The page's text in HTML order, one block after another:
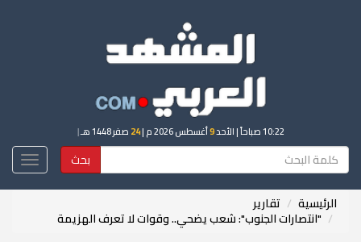
10:22 صباحاً | الأحد9أغسطس 2026 م | 24 صفر 1448 هـ |
بحث
الرئيسية تقارير
"انتصارات الجنوب": شعب يضحي.. وقوات لا تعرف الهزيمة